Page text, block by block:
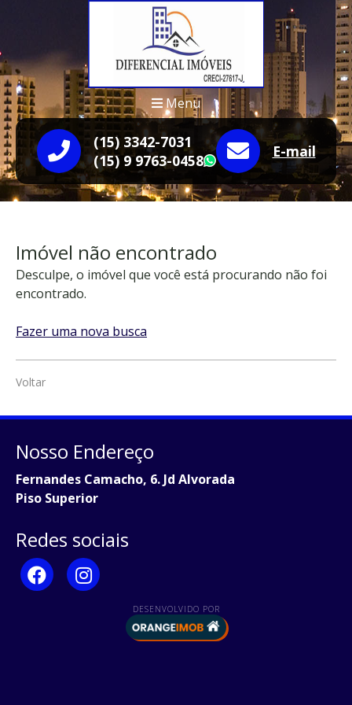
Menu
(15) 3342-7031
(15) 9 9763-0458
WhatsApp
E-mail
Imóvel não encontrado
Desculpe, o imóvel que você está procurando não foi
encontrado.
Fazer uma nova busca
Voltar
Nosso Endereço
Fernandes Camacho, 6. Jd Alvorada
Piso Superior
Redes sociais
DESENVOLVIDO POR